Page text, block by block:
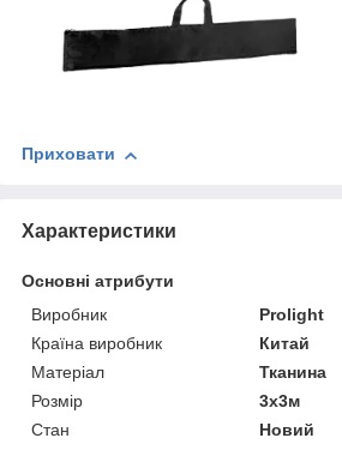
Приховати
Характеристики
Основні атрибути
Виробник
Prolight
Країна виробник
Китай
Матеріал
Тканина
Розмір
3х3м
Стан
Новий